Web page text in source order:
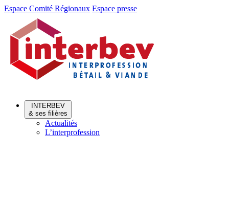
Aller
Aller
contenu
Espace Comité Régionaux Espace presse
INTERBEV
& ses filières
Actualités
L’interprofession